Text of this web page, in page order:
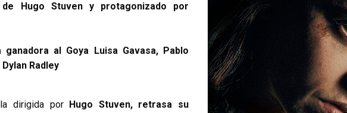
de Hugo Stuven y protagonizado por
al Goya Luisa Gavasa, Pablo
Radley
dirigida por Hugo Stuven, retrasa su